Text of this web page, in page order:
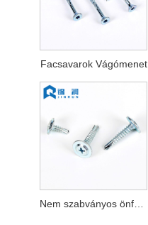
Facsavarok Vágómenet
Nem szabványos önfúró csavarok